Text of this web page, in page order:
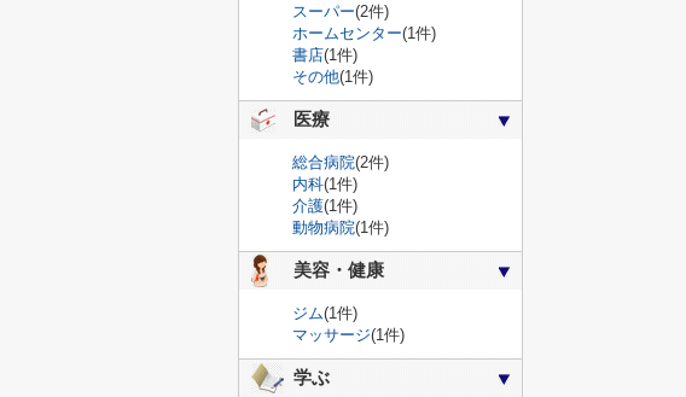
スーパー(2件)
ホームセンター(1件)
書店(1件)
その他(1件)
医療
総合病院(2件)
内科(1件)
介護(1件)
動物病院(1件)
美容・健康
ジム(1件)
マッサージ(1件)
学ぶ